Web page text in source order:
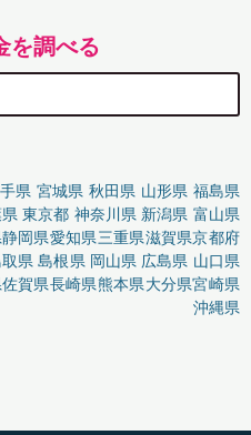
を調べる
県 宮城県 秋田県 山形県 福島県
東京都 神奈川県 新潟県 富山県
静岡県愛知県三重県滋賀県京都府
県 島根県 岡山県 広島県 山口県
佐賀県長崎県熊本県大分県宮崎県
沖縄県